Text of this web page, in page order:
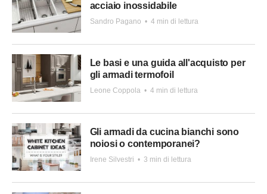
acciaio inossidabile
Sandro Pagano • 4 min di lettura
Le basi e una guida all'acquisto per
gli armadi termofoil
Leone Coppola • 4 min di lettura
Gli armadi da cucina bianchi sono
noiosi o contemporanei?
Irene Silvestri • 3 min di lettura